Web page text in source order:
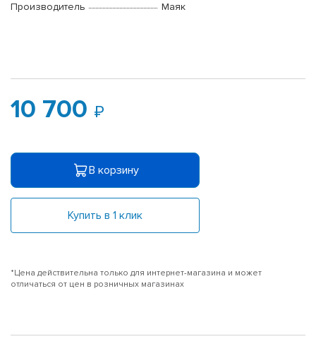
Производитель
Маяк
10 700
В корзину
Купить в 1 клик
*Цена действительна только для интернет-магазина и может
отличаться от цен в розничных магазинах